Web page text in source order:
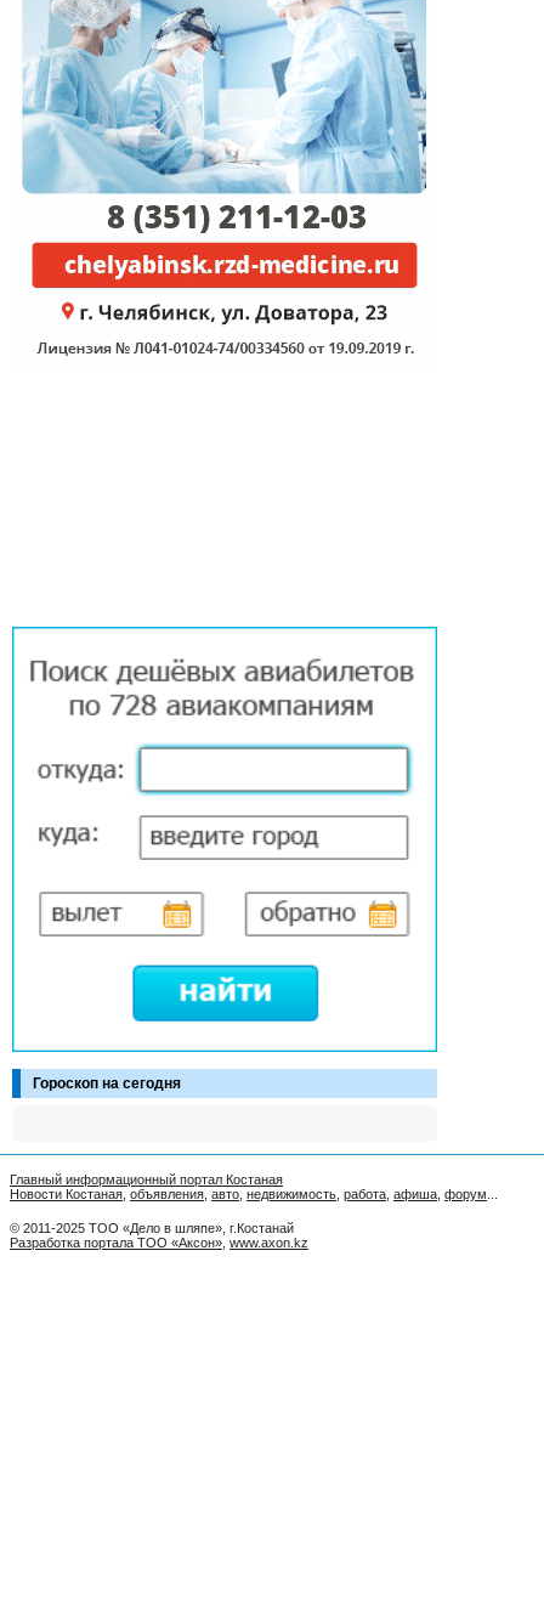
Гороскоп на сегодня
Главный информационный портал Костаная
Новости Костаная объявления авто недвижимость работа афиша форум
© 2011-2025 ТОО «Дело в шляпе», г.Костанай
Разработка портала ТОО «Аксон» www.axon.kz